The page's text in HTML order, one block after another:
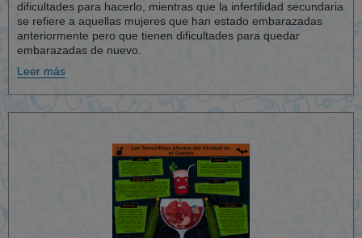
dificultades para hacerlo, mientras que la infertilidad secundaria
se refiere a aquellas mujeres que han estado embarazadas
anteriormente pero que tienen dificultades para quedar
embarazadas de nuevo.
Leer más